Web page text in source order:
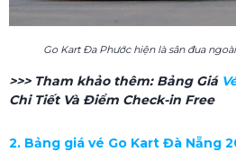
Go Kart Đa Phước hiện là sân đua
>>> Tham khảo thêm: Bảng Giá
Chi Tiết Và Điểm Check-in Free
2. Bảng giá vé Go Kart Đà Nẵng